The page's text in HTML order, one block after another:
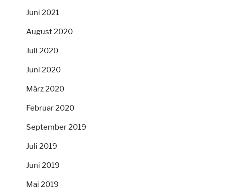
Juni 2021
August 2020
Juli 2020
Juni 2020
März 2020
Februar 2020
September 2019
Juli 2019
Juni 2019
Mai 2019